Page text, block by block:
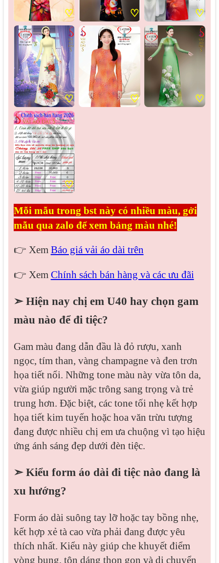
♡ ♡ ♡
♡ ♡ ♡
♡
Mỗi mẫu trong bst này có nhiều màu, gởi
mẫu qua zalo để xem bảng màu nhé!
👉 Xem Báo giá vải áo dài trên
👉 Xem Chính sách bán hàng và các ưu đãi
➣ Hiện nay chị em U40 hay chọn gam
màu nào để đi tiệc?
Gam màu đang dẫn đầu là đỏ rượu, xanh
ngọc, tím than, vàng champagne và đen trơn
họa tiết nổi. Những tone màu này vừa tôn da,
vừa giúp người mặc trông sang trọng và trẻ
trung hơn. Đặc biệt, các tone tối nhẹ kết hợp
họa tiết kim tuyến hoặc hoa văn trừu tượng
đang được nhiều chị em ưa chuộng vì tạo hiệu
ứng ánh sáng đẹp dưới đèn tiệc.
➣ Kiểu form áo dài đi tiệc nào đang là
xu hướng?
Form áo dài suông tay lỡ hoặc tay bồng nhẹ,
kết hợp xẻ tà cao vừa phải đang được yêu
thích nhất. Kiểu này giúp che khuyết điểm
vòng bụng, tôn dáng thon gọn và di chuyển